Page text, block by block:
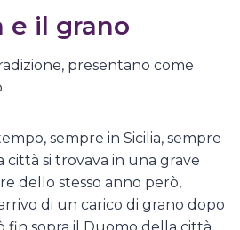
e il grano
presentano come
sempre in Sicilia, sempre
città si trovava in una grave
dello stesso anno però,
di un carico di grano dopo